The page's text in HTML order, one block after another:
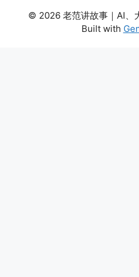
© 2026 老范讲故事｜AI、
Built with